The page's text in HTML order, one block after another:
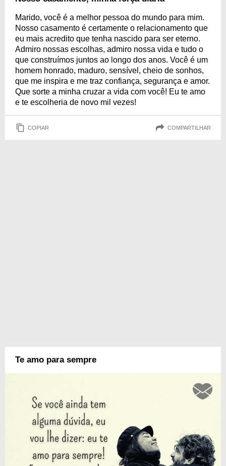
Marido, você é a melhor pessoa do mundo para mim.
Nosso casamento é certamente o relacionamento que
eu mais acredito que tenha nascido para ser eterno.
Admiro nossas escolhas, admiro nossa vida e tudo o
que construímos juntos ao longo dos anos. Você é um
homem honrado, maduro, sensível, cheio de sonhos,
que me inspira e me traz confiança, segurança e amor.
Que sorte a minha cruzar a vida com você! Eu te amo
e te escolheria de novo mil vezes!
COPIAR COMPARTILHAR
Te amo para sempre